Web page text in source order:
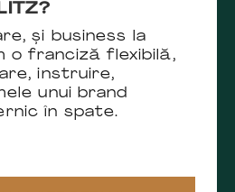
și business la
o franciză flexibilă,
instruire,
unui brand
în spate.